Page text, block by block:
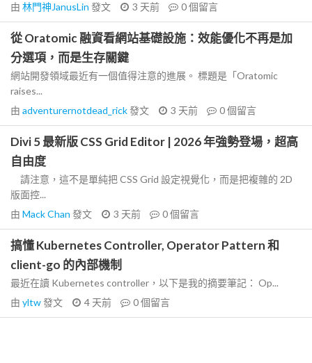
由 林門神JanusLin 發文 3 天前 0個留言
從 Oratomic 融資看網站基礎設施：效能優化不再是加
分選項，而是生存關鍵
網站開發領域最近有一個值得注意的進展。 標題是「Oratomic
raises...
由 adventurernotdead_rick發文 3 天前 0個留言
Divi 5 最新版 CSS Grid Editor | 2026 年強勢登場，超高
自由度
請注意，這不是單純把 CSS Grid 設定視覺化，而是把複雜的 2D
版面控...
由 Mack Chan 發文 3 天前 0個留言
搞懂 Kubernetes Controller, Operator Pattern 和
client-go 的內部機制
最近在讀 Kubernetes controller，以下是我的摘要筆記： Op...
由 yltw發文 4 天前 0個留言